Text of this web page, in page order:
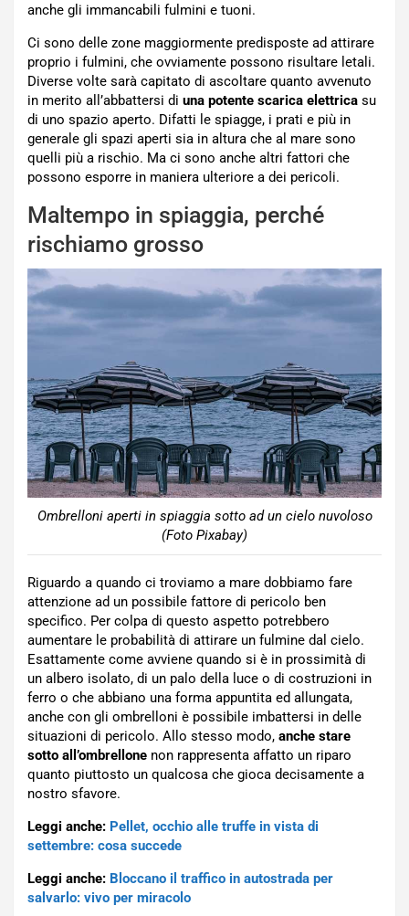
anche gli immancabili fulmini e tuoni.
Ci sono delle zone maggiormente predisposte ad attirare
proprio i fulmini, che ovviamente possono risultare letali.
Diverse volte sarà capitato di ascoltare quanto avvenuto
in merito all’abbattersi di una potente scarica elettrica su
di uno spazio aperto. Difatti le spiagge, i prati e più in
generale gli spazi aperti sia in altura che al mare sono
quelli più a rischio. Ma ci sono anche altri fattori che
possono esporre in maniera ulteriore a dei pericoli.
Maltempo in spiaggia, perché
rischiamo grosso
Ombrelloni aperti in spiaggia sotto ad un cielo nuvoloso
(Foto Pixabay)
Riguardo a quando ci troviamo a mare dobbiamo fare
attenzione ad un possibile fattore di pericolo ben
specifico. Per colpa di questo aspetto potrebbero
aumentare le probabilità di attirare un fulmine dal cielo.
Esattamente come avviene quando si è in prossimità di
un albero isolato, di un palo della luce o di costruzioni in
ferro o che abbiano una forma appuntita ed allungata,
anche con gli ombrelloni è possibile imbattersi in delle
situazioni di pericolo. Allo stesso modo, anche stare
sotto all’ombrellone non rappresenta affatto un riparo
quanto piuttosto un qualcosa che gioca decisamente a
nostro sfavore.
Leggi anche: Pellet, occhio alle truffe in vista di
settembre: cosa succede
Leggi anche: Bloccano il traffico in autostrada per
salvarlo: vivo per miracolo